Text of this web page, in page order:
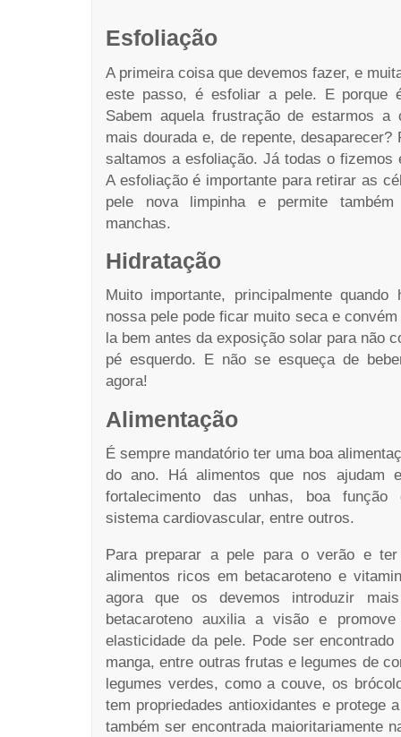
Esfoliação
A primeira coisa que devemos fazer, e
este passo, é esfoliar a pele. E porque
Sabem aquela frustração de estarmos
mais dourada e, de repente,
saltamos a esfoliação. Já todas o fizemos
A esfoliação é importante para retirar as
pele nova limpinha e permite
manchas.
Hidratação
Muito importante, principalmente
nossa pele pode ficar muito seca e
la bem antes da exposição solar para não
pé esquerdo. E não se esqueça de
agora!
Alimentação
É sempre mandatório ter uma boa
do ano. Há alimentos que nos ajudam
fortalecimento das unhas, boa função
sistema cardiovascular, entre outros.
Para preparar a pele para o verão e
alimentos ricos em betacaroteno e
agora que os devemos introduzir
betacaroteno auxilia a visão e
elasticidade da pele. Pode ser
manga, entre outras frutas e legumes de
legumes verdes, como a couve, os
tem propriedades antioxidantes e protege
também ser encontrada maioritariamente